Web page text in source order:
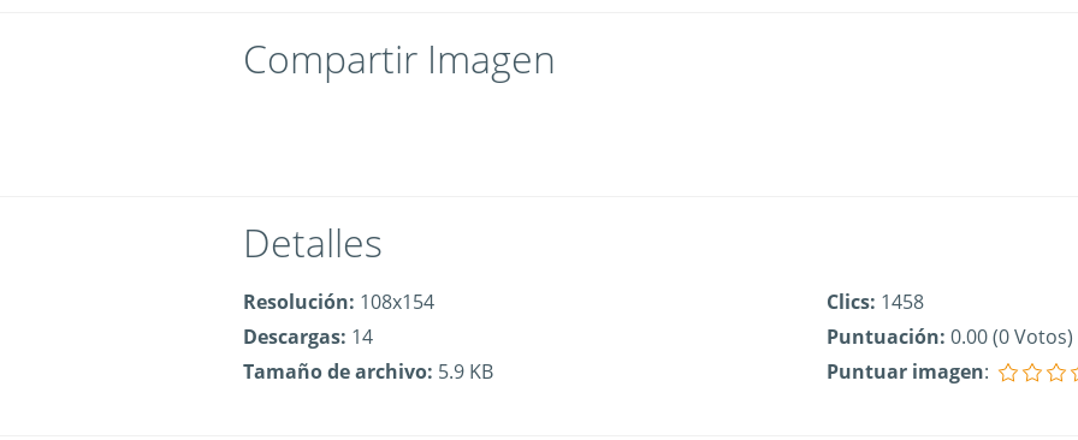
Compartir Imagen
Detalles
Resolución: 108x154
Descargas: 14
Tamaño de archivo: 5.9 KB
Clics: 1458
Puntuación: 0.00 (0 Votos)
Puntuar imagen: